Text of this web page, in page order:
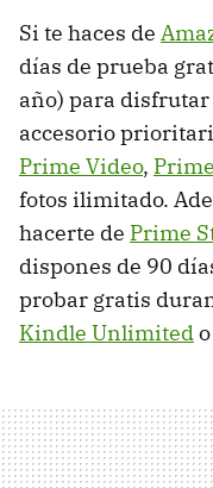
Si te haces de
días de prueba
año) para
accesorio
Prime Video,
fotos ilimitado.
hacerte de Prime
dispones de 90
probar gratis
Kindle Unlimitedo